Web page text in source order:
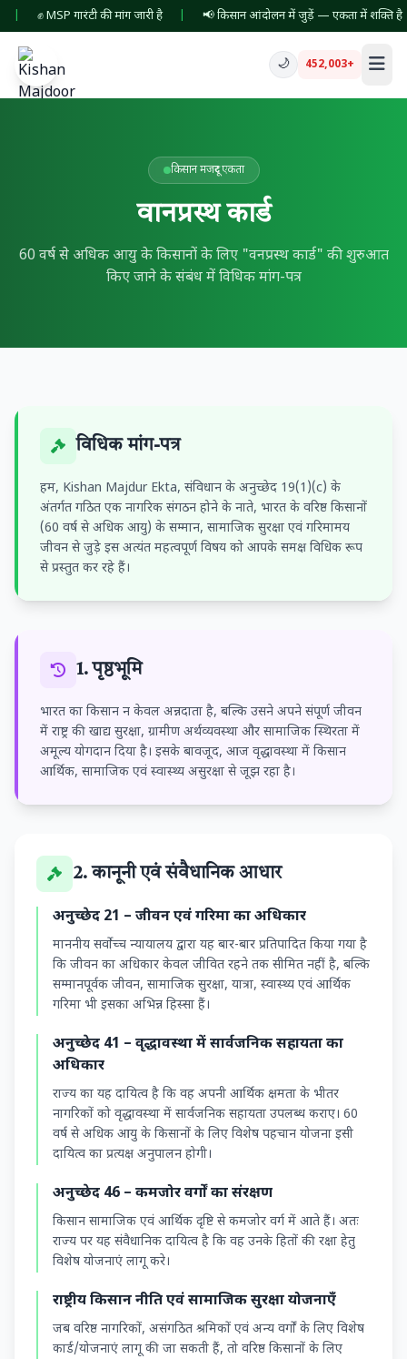
✊ MSP गारंटी की मांग जारी है | 📢 किसान आंदोलन में जुड़ें — एकता में शक्ति है
🌙 452,003+
किसान मजदूर एकता
वानप्रस्थ कार्ड
60 वर्ष से अधिक आयु के किसानों के लिए "वनप्रस्थ कार्ड" की शुरुआत
किए जाने के संबंध में विधिक मांग-पत्र
विधिक मांग-पत्र
हम, Kishan Majdur Ekta, संविधान के अनुच्छेद 19(1)(c) के
अंतर्गत गठित एक नागरिक संगठन होने के नाते, भारत के वरिष्ठ किसानों
(60 वर्ष से अधिक आयु) के सम्मान, सामाजिक सुरक्षा एवं गरिमामय
जीवन से जुड़े इस अत्यंत महत्वपूर्ण विषय को आपके समक्ष विधिक रूप
से प्रस्तुत कर रहे हैं।
1. पृष्ठभूमि
भारत का किसान न केवल अन्नदाता है, बल्कि उसने अपने संपूर्ण जीवन
में राष्ट्र की खाद्य सुरक्षा, ग्रामीण अर्थव्यवस्था और सामाजिक स्थिरता में
अमूल्य योगदान दिया है। इसके बावजूद, आज वृद्धावस्था में किसान
आर्थिक, सामाजिक एवं स्वास्थ्य असुरक्षा से जूझ रहा है।
2. कानूनी एवं संवैधानिक आधार
अनुच्छेद 21 – जीवन एवं गरिमा का अधिकार
माननीय सर्वोच्च न्यायालय द्वारा यह बार-बार प्रतिपादित किया गया है
कि जीवन का अधिकार केवल जीवित रहने तक सीमित नहीं है, बल्कि
सम्मानपूर्वक जीवन, सामाजिक सुरक्षा, यात्रा, स्वास्थ्य एवं आर्थिक
गरिमा भी इसका अभिन्न हिस्सा हैं।
अनुच्छेद 41 – वृद्धावस्था में सार्वजनिक सहायता का
अधिकार
राज्य का यह दायित्व है कि वह अपनी आर्थिक क्षमता के भीतर
नागरिकों को वृद्धावस्था में सार्वजनिक सहायता उपलब्ध कराए। 60
वर्ष से अधिक आयु के किसानों के लिए विशेष पहचान योजना इसी
दायित्व का प्रत्यक्ष अनुपालन होगी।
अनुच्छेद 46 – कमजोर वर्गों का संरक्षण
किसान सामाजिक एवं आर्थिक दृष्टि से कमजोर वर्ग में आते हैं। अतः
राज्य पर यह संवैधानिक दायित्व है कि वह उनके हितों की रक्षा हेतु
विशेष योजनाएं लागू करे।
राष्ट्रीय किसान नीति एवं सामाजिक सुरक्षा योजनाएँ
जब वरिष्ठ नागरिकों, असंगठित श्रमिकों एवं अन्य वर्गों के लिए विशेष
कार्ड/योजनाएं लागू की जा सकती हैं, तो वरिष्ठ किसानों के लिए